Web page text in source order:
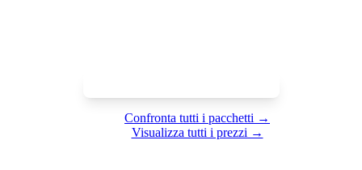
Confronta tutti i pacchetti →
Visualizza tutti i prezzi →